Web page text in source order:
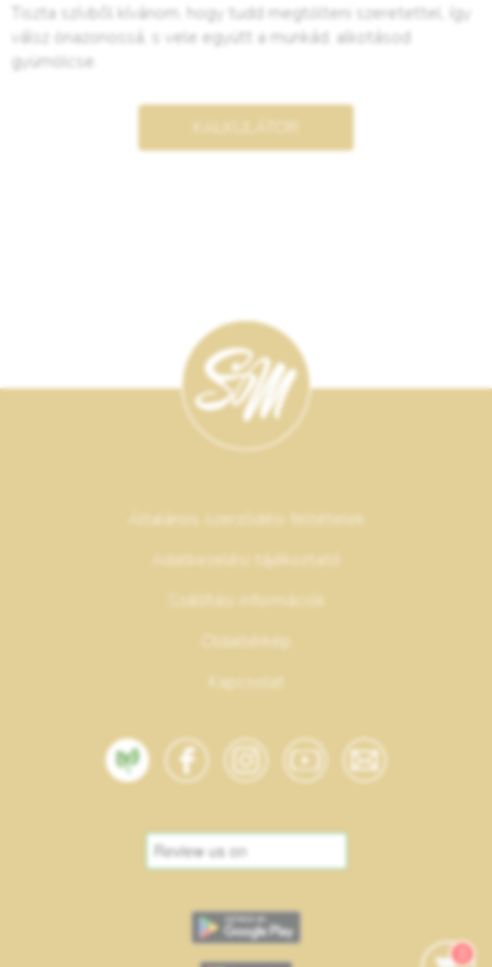
Tiszta szívből kívánom, hogy tudd megtölteni szeretettel, így
válsz önazonossá, s vele együtt a munkád, alkotásod
gyümölcse.
Általános szerződési feltételek
Adatkezelési tájékoztató
Szállítási információk
Oldaltérkép
Kapcsolat